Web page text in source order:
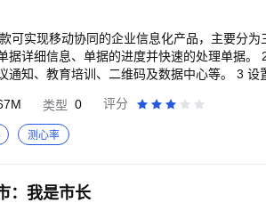
可实现移动协同的企业信息化产品，主要分
据详细信息、单据的进度并快速的处理单据
通知、教育培训、二维码及数据中心等。 3
类型 0 评分
测心率
：我是市长